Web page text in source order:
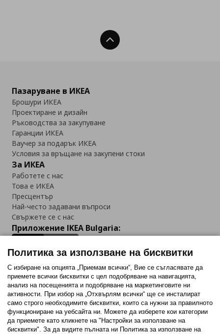
Нагоре
Пазаруване в ИКЕА
Брошури ИКЕА
Проектиране и дизайн
Ръководства за закупуване
Гаранции ИКЕА
Ваучер за подарък ИКЕА
Условия за връщане на закупени стоки
За ИКЕА
Работете с нас
Това е ИКЕА
Пресцентър
Най-често задавани въпроси
Свържете се с нас
Приложение IKEA Bulgaria:
Последвайте ни:
FacebookTwitterYoutubePinterestInstagram
Политика за използване на бисквитки
С избиране на опцията „Приемам всички“, Вие се съгласявате да
приемете всички бисквитки с цел подобряване на навигацията,
анализ на посещенията и подобряване на маркетинговите ни
активности. При избор на „Отхвърлям всички“ ще се инсталират
само строго необходимитe бисквитки, които са нужни за правилното
функциониране на уебсайта ни. Можете да изберете кои категории
да приемете като кликнете на "Настройки за използване на
бисквитки". За да видите пълната ни Политика за използване на